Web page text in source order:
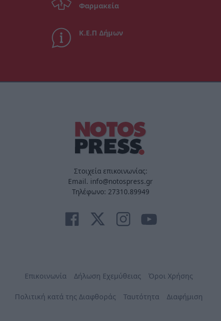
Φαρμακεία
Κ.Ε.Π Δήμων
Στοιχεία επικοινωνίας:
Email. info@notospress.gr
Τηλέφωνο: 27310.89949
Επικοινωνία Δήλωση Εχεμύθειας Όροι Χρήσης
Πολιτική κατά της Διαφθοράς Ταυτότητα Διαφήμιση